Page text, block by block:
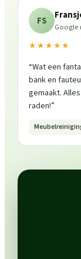
FS Google
★★★★★
“Wat een
bank en
gemaakt.
raden!”